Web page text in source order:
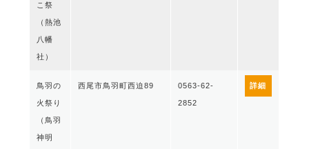
こ祭
（熱池
八幡
社）
鳥羽の
火祭り
（鳥羽
神明
西尾市鳥羽町西迫89 0563-62-
2852
詳細